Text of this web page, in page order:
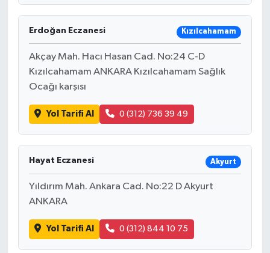
Erdoğan Eczanesi Kızılcahamam
Akçay Mah. Hacı Hasan Cad. No:24 C-D
Kızılcahamam ANKARA Kızılcahamam Sağlık
Ocağı karşısı
Yol Tarifi Al 0 (312) 736 39 49
Hayat Eczanesi Akyurt
Yıldırım Mah. Ankara Cad. No:22 D Akyurt
ANKARA
Yol Tarifi Al 0 (312) 844 10 75